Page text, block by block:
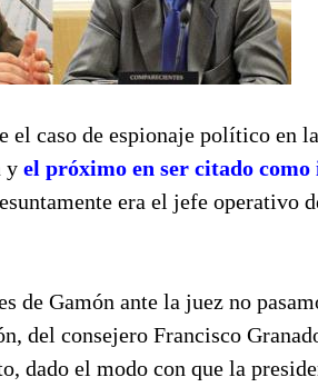
caso de espionaje político en la
y el próximo en ser citado
era el jefe operativo
de Gamón ante la juez no
del consejero Francisco
dado el modo con que la